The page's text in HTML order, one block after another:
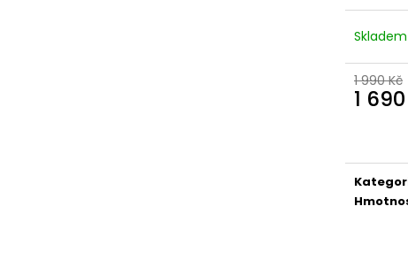
Skladem
1 990 Kč
1
1 490 Kč